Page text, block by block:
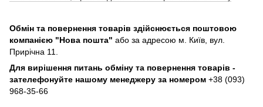
Обмін та повернення товарів здійснюється поштовою
компанією "Нова пошта" або за адресою м. Київ, вул.
Прирічна 11.
Для вирішення питань обміну та повернення товарів -
зателефонуйте нашому менеджеру за номером +38 (093)
968-35-66